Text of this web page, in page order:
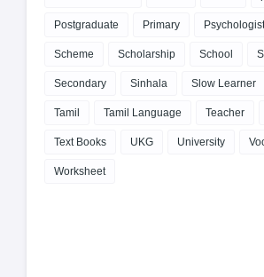
Postgraduate Primary Psychologist
Scheme Scholarship School
Secondary Sinhala Slow Learner
Tamil Tamil Language Teacher
Text Books UKG University
Worksheet